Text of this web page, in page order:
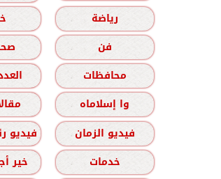
رياضة
فن
محافظات
وا إسلاماه
فيديو الزمان
فيديو
خدمات
خير